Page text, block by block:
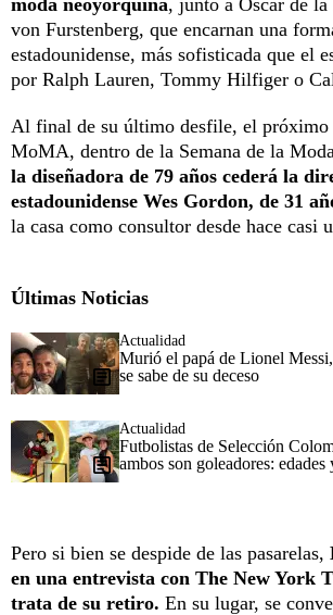
von Furstenberg, que encarnan una
estadounidense, más sofisticada que el
por Ralph Lauren, Tommy Hilfiger o
Al final de su último desfile, el próximo
MoMA, dentro de la Semana de la
la diseñadora de 79 años cederá la
estadounidense Wes Gordon, de 31
la casa como consultor desde hace casi
Últimas Noticias
Actualidad
Murió el papá de Lionel
se sabe de su deceso
Actualidad
Futbolistas de Selección
ambos son goleadores: edades
Pero si bien se despide de las pasarelas,
en una entrevista con The New York
trata de su retiro. En su lugar, se